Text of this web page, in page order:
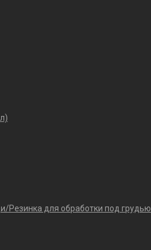
Резинка для обработки под грудью